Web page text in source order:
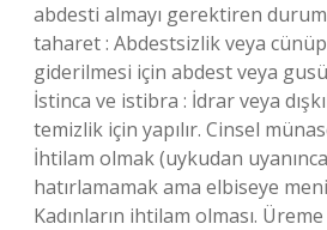
abdesti almayı gerektiren
taharet : Abdestsizlik veya
giderilmesi için abdest veya
İstinca ve istibra : İdrar veya
temizlik için yapılır. Cinsel
İhtilam olmak (uykudan
hatırlamamak ama elbiseye
Kadınların ihtilam olması.